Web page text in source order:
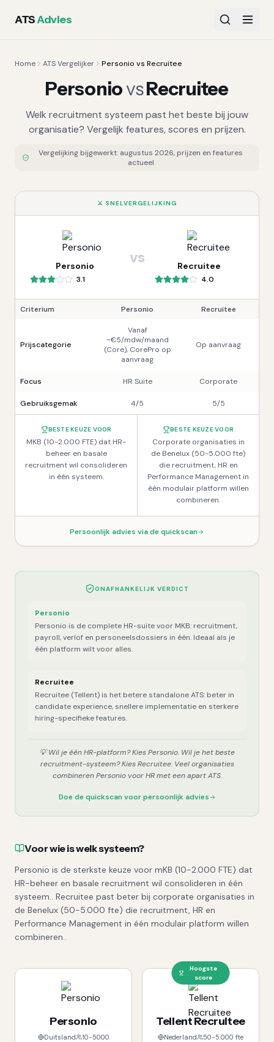
ATSAdvies
Home ATS Vergelijker Personio vs Recruitee
PersoniovsRecruitee
Welk recruitment systeem past het beste bij jouw
organisatie? Vergelijk features, scores en prijzen.
Vergelijking bijgewerkt: augustus 2026, prijzen en features
actueel
⚔️ SNELVERGELIJKING
Personio
3.1
vs Recruitee
4.0
Criterium Personio Recruitee
Prijscategorie
Vanaf
~€5/mdw/maand
(Core), CorePro op
aanvraag
Op aanvraag
Focus HR Suite Corporate
Gebruiksgemak 4/5 5/5
BESTE KEUZE VOOR
MKB (10-2.000 FTE) dat HR-
beheer en basale
recruitment wil consolideren
in één systeem.
BESTE KEUZE VOOR
Corporate organisaties in
de Benelux (50-5.000 fte)
die recruitment, HR en
Performance Management in
één modulair platform willen
combineren.
Persoonlijk advies via de quickscan
ONAFHANKELIJK VERDICT
Personio
Personio is de complete HR-suite voor MKB: recruitment,
payroll, verlof en personeelsdossiers in één. Ideaal als je
één platform wilt voor alles.
Recruitee
Recruitee (Tellent) is het betere standalone ATS: beter in
candidate experience, snellere implementatie en sterkere
hiring-specifieke features.
💡Wil je één HR-platform? Kies Personio. Wil je het beste
recruitment-systeem? Kies Recruitee. Veel organisaties
combineren Personio voor HR met een apart ATS.
Doe de quickscan voor persoonlijk advies
Voor wie is welk systeem?
Personio is de sterkste keuze voor mKB (10-2.000 FTE) dat
HR-beheer en basale recruitment wil consolideren in één
systeem.. Recruitee past beter bij corporate organisaties in
de Benelux (50-5.000 fte) die recruitment, HR en
Performance Management in één modulair platform willen
combineren..
Personio
Duitsland 10-5000
Hoogste
score
Tellent Recruitee
Nederland
50-5.000 fte